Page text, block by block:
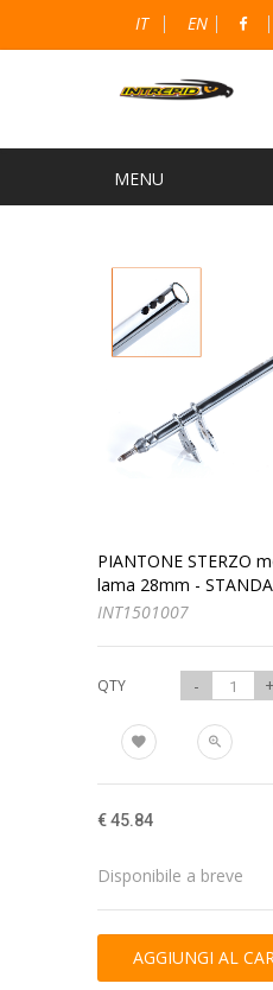
IT EN
PIANTONE STERZO
lama 28mm -
INT1501007
QTY - +
€ 45.84
Disponibile a breve